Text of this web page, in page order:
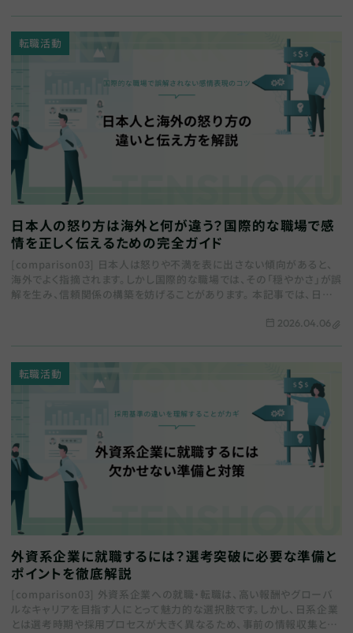
転職活動
日本人の怒り方は海外と何が違う？国際的な職場で感
情を正しく伝えるための完全ガイド
[comparison03] 日本人は怒りや不満を表に出さない傾向があると、
海外でよく指摘されます。しかし国際的な職場では、その「穏やかさ」が誤
解を生み、信頼関係の構築を妨げることがあります。 本記事では、日本と
2026.04.06
転職活動
外資系企業に就職するには？選考突破に必要な準備と
ポイントを徹底解説
[comparison03] 外資系企業への就職・転職は、高い報酬やグローバ
ルなキャリアを目指す人にとって魅力的な選択肢です。しかし、日系企業
とは選考時期や採用プロセスが大きく異なるため、事前の情報収集と戦